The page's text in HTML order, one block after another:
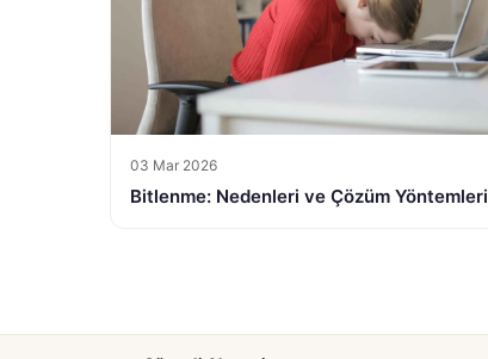
03 Mar 2026
Bitlenme: Nedenleri ve Çözüm Yöntemleri